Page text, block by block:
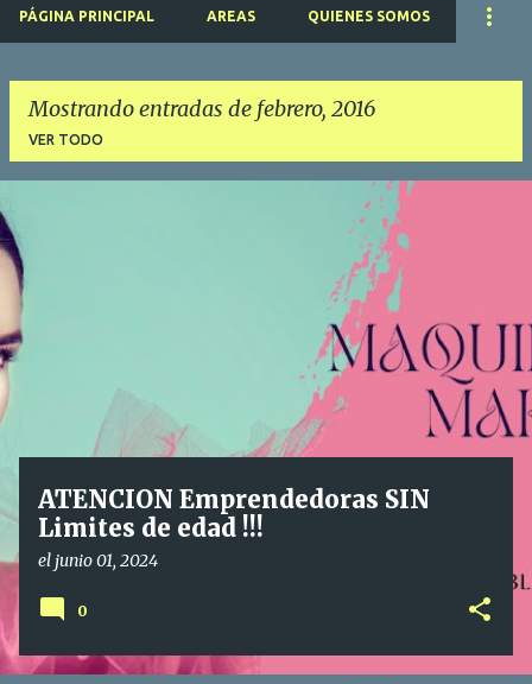
PÁGINA PRINCIPAL AREAS QUIENES SOMOS
Mostrando entradas de febrero, 2016
VER TODO
E
n
a
d
a
ATENCION Emprendedoras SIN
Limites de edad !!!
el junio 01, 2024
0